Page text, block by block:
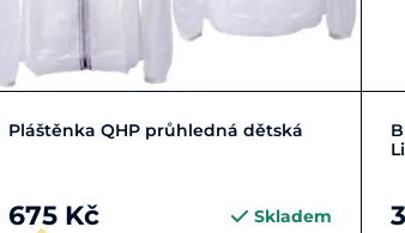
128 140 152 164
Pláštěnka QHP průhledná dětská
675 Kč Skladem